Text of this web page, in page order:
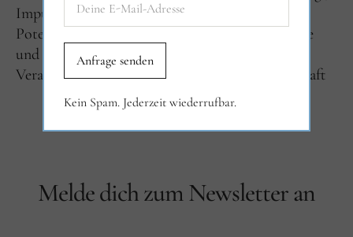
Impulse
Interviews
Newsletter
Potenzialentwicklung und Berufung
Selbstliebe
und Beziehungen
Über Filiasophia
Veranstaltungen
Verantwortung und Gesellschaft
Melde dich zum Newsletter an
Kein Spam. Jederzeit wiederrufbar.